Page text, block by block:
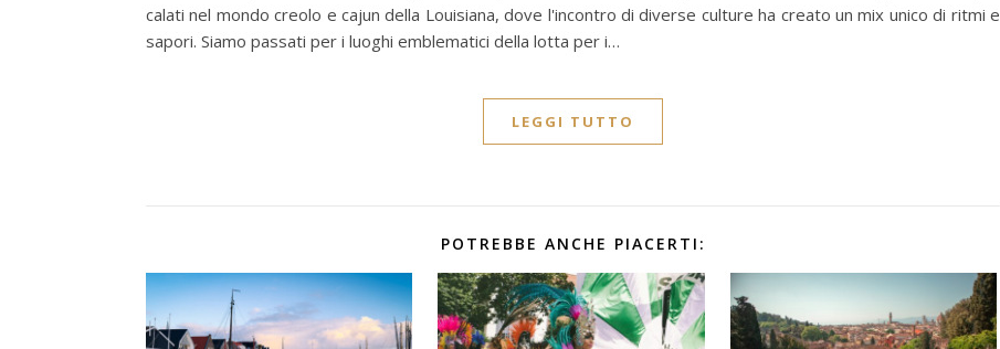
calati nel mondo creolo e cajun della Louisiana, dove l'incontro di diverse culture ha creato un mix unico di ritmi e
sapori. Siamo passati per i luoghi emblematici della lotta per i…
LEGGI TUTTO
POTREBBE ANCHE PIACERTI: